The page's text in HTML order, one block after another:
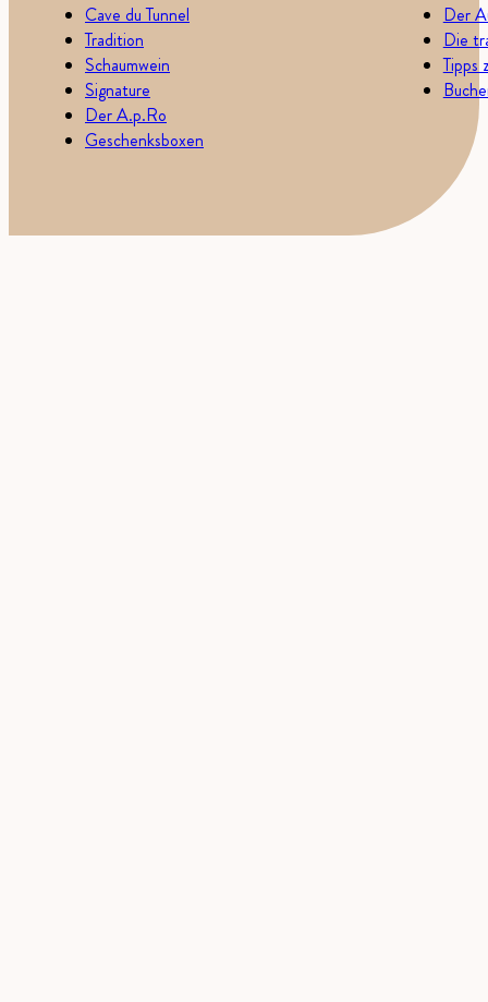
Cave du Tunnel
Tradition
Schaumwein
Signature
Der A.p.Ro
Geschenksboxen
Der
Die
Tipps